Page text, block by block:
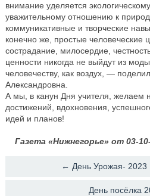
внимание уделяется
уважительному отношению к
коммуникативные и творческие
конечно же, простые человеческие
сострадание, милосердие,
ценности никогда не выйдут из
человечеству, как воздух, —
Александровна.
А мы, в канун Дня учителя, желаем
достижений, вдохновения,
идей и планов!
Газета «Нижнегорье» от 03-
← День Урожая- 2023
День посёлка